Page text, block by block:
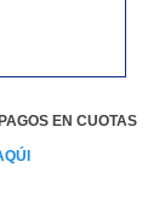
EN CUOTAS